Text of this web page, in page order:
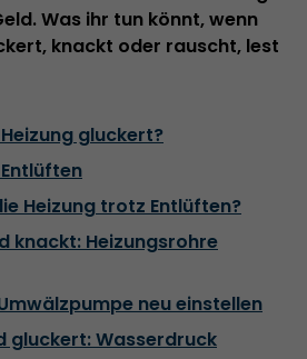
Was ihr tun könnt, wenn
knackt oder rauscht, lest
gluckert?
Heizung trotz Entlüften?
knackt: Heizungsrohre
neu einstellen
gluckert: Wasserdruck